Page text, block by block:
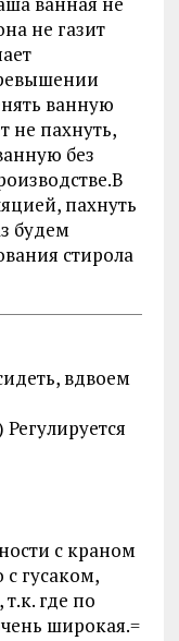
не газит
ванную
не пахнуть,
без
пахнуть
будем
стирола
вдвоем
с краном
гусаком,
где по
широкая.=